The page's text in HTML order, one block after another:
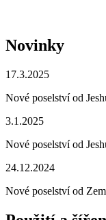
Novinky
17.3.2025
Nové poselství od
3.1.2025
Nové poselství od
24.12.2024
Nové poselství od